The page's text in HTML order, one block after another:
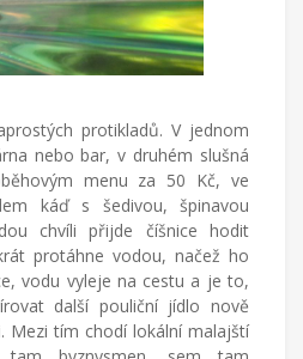
protikladů. V jednom
nebo bar, v druhém slušná
menu za 50 Kč, ve
káď s šedivou, špinavou
chvíli přijde číšnice hodit
protáhne vodou, načež ho
vodu vyleje na cestu a je to,
další pouliční jídlo nově
Mezi tím chodí lokální malajští